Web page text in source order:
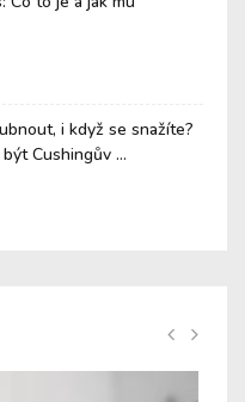
i když se snažíte?
Cushingův ...